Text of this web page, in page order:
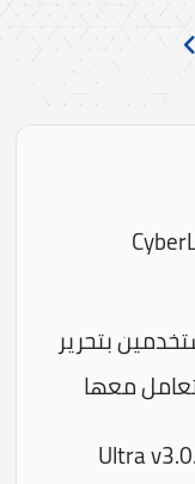
بتحرير
معها
Ultra